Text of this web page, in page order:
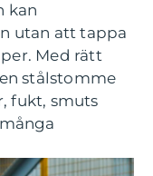
kan
utan att tappa
Med rätt
stålstomme
fukt, smuts